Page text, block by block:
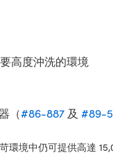
高度沖洗的環境
（#86-887 及 #89-
環境中仍可提供高達